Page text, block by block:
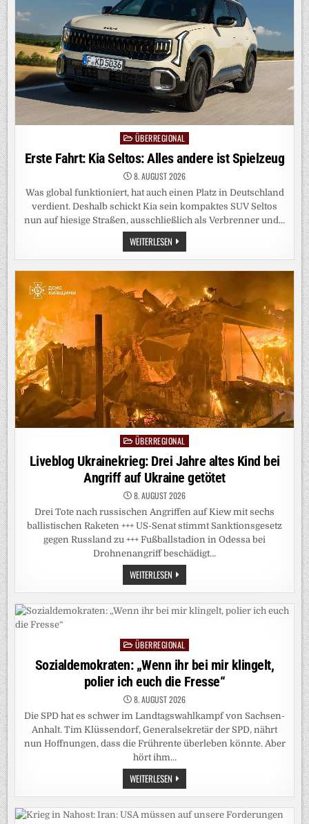
Posted
in
ÜBERREGIONAL
Erste Fahrt: Kia Seltos: Alles andere ist Spielzeug
8. AUGUST 2026
Was global funktioniert, hat auch einen Platz in Deutschland
verdient. Deshalb schickt Kia sein kompaktes SUV Seltos
nun auf hiesige Straßen, ausschließlich als Verbrenner und…
WEITERLESEN ERSTE
FAHRT:
KIA
SELTOS:
ANDERE
IST
SPIELZEUG
Posted
in
ÜBERREGIONAL
Liveblog Ukrainekrieg: Drei Jahre altes Kind bei
Angriff auf Ukraine getötet
8. AUGUST 2026
Drei Tote nach russischen Angriffen auf Kiew mit sechs
ballistischen Raketen +++ US-Senat stimmt Sanktionsgesetz
gegen Russland zu +++ Fußballstadion in Odessa bei
Drohnenangriff beschädigt…
WEITERLESEN LIVEBLOG
UKRAINEKRIEG:
DREI
JAHRE
ALTES
ANGRIFF
AUF
UKRAINE
GETÖTET
PostedÜBERREGIONAL
Sozialdemokraten: „Wenn ihr bei mir klingelt,
polier ich euch die Fresse“
8. AUGUST 2026
Die SPD hat es schwer im Landtagswahlkampf von Sachsen-
Anhalt. Tim Klüssendorf, Generalsekretär der SPD, nährt
nun Hoffnungen, dass die Frührente überleben könnte. Aber
hört ihm…
WEITERLESEN SOZIALDEMOKRATEN:
„WENN
IHR
BEI
MIR